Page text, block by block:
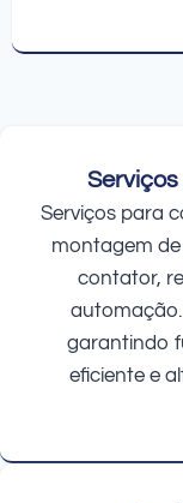
Serviços para
montagem
contator,
garantindo
eficiente e